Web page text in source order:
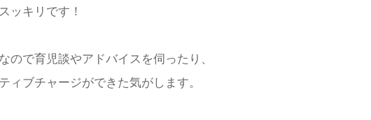
ッキリです！
ので育児談やアドバイスを伺ったり、
ィブチャージができた気がします。